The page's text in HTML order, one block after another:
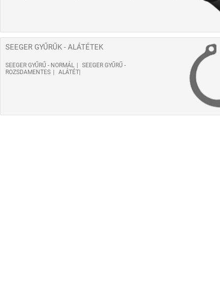
SEEGER GYŰRŰK - ALÁTÉTEK
SEEGER GYŰRŰ - NORMÁL
SEEGER GYŰRŰ -
ROZSDAMENTES
ALÁTÉT